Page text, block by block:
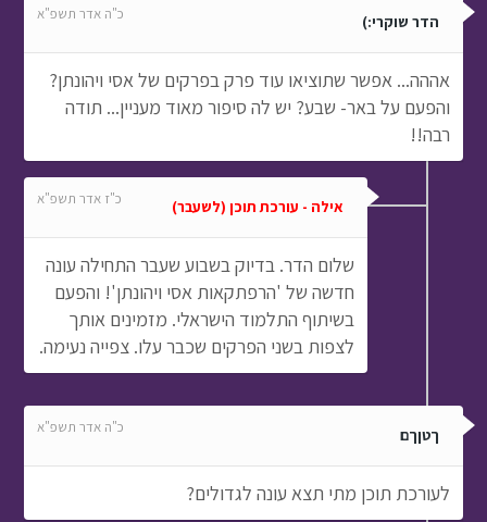
הדר שוקרי:) כ"ה אדר תשפ"א
אההה... אפשר שתוציאו עוד פרק בפרקים של אסי ויהונתן?
והפעם על באר- שבע? יש לה סיפור מאוד מעניין... תודה
רבה!!
אילה - עורכת תוכן (לשעבר) כ"ז אדר תשפ"א
שלום הדר. בדיוק בשבוע שעבר התחילה עונה
חדשה של 'הרפתקאות אסי ויהונתן'! והפעם
בשיתוף התלמוד הישראלי. מזמינים אותך
לצפות בשני הפרקים שכבר עלו. צפייה נעימה.
ךטןךם כ"ה אדר תשפ"א
לעורכת תוכן מתי תצא עונה לגדולים?